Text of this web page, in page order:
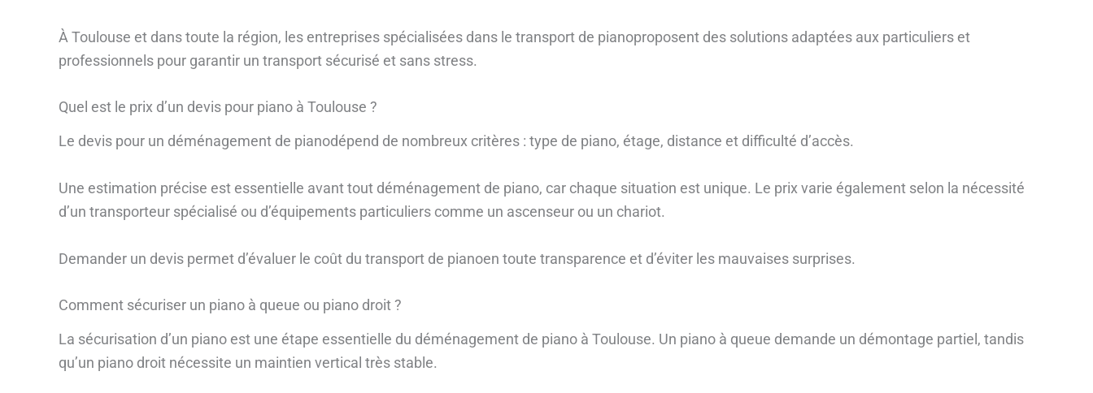
À Toulouse et dans toute la région, les entreprises spécialisées dans le transport de pianoproposent des solutions adaptées aux particuliers et
professionnels pour garantir un transport sécurisé et sans stress.
Quel est le prix d’un devis pour piano à Toulouse ?
Le devis pour un déménagement de pianodépend de nombreux critères : type de piano, étage, distance et difficulté d’accès.
Une estimation précise est essentielle avant tout déménagement de piano, car chaque situation est unique. Le prix varie également selon la nécessité
d’un transporteur spécialisé ou d’équipements particuliers comme un ascenseur ou un chariot.
Demander un devis permet d’évaluer le coût du transport de pianoen toute transparence et d’éviter les mauvaises surprises.
Comment sécuriser un piano à queue ou piano droit ?
La sécurisation d’un piano est une étape essentielle du déménagement de piano à Toulouse. Un piano à queue demande un démontage partiel, tandis
qu’un piano droit nécessite un maintien vertical très stable.